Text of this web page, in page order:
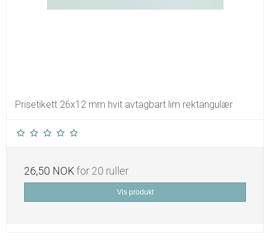
Prisetikett 26x12 mm hvit avtagbart lim rektangulær
26,50 NOK for 20 ruller
Vis produkt